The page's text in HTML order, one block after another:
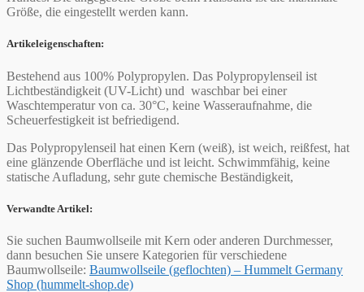
Größe, die eingestellt werden kann.
Artikeleigenschaften:
Bestehend aus 100% Polypropylen. Das Polypropylenseil ist
Lichtbeständigkeit (UV-Licht) und waschbar bei einer
Waschtemperatur von ca. 30°C, keine Wasseraufnahme, die
Scheuerfestigkeit ist befriedigend.
Das Polypropylenseil hat einen Kern (weiß), ist weich, reißfest, hat
eine glänzende Oberfläche und ist leicht. Schwimmfähig, keine
statische Aufladung, sehr gute chemische Beständigkeit,
Verwandte Artikel:
Sie suchen Baumwollseile mit Kern oder anderen Durchmesser,
dann besuchen Sie unsere Kategorien für verschiedene
Baumwollseile: Baumwollseile (geflochten) – Hummelt Germany
Shop (hummelt-shop.de)